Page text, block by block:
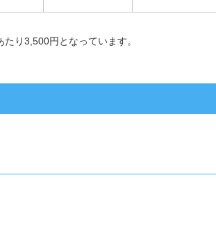
り3,500円となっています。